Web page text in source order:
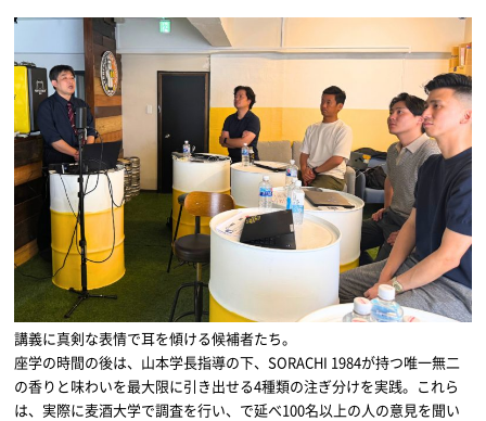
講義に真剣な表情で耳を傾ける候補者たち。
座学の時間の後は、山本学長指導の下、SORACHI 1984が持つ唯一無二
の香りと味わいを最大限に引き出せる4種類の注ぎ分けを実践。これら
は、実際に麦酒大学で調査を行い、で延べ100名以上の人の意見を聞い